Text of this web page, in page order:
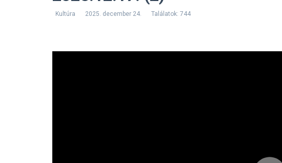
Kultúra 2025. december 24. Találatok: 744